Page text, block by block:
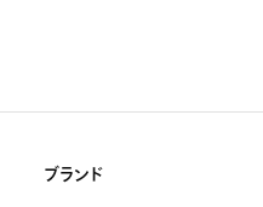
ブランド